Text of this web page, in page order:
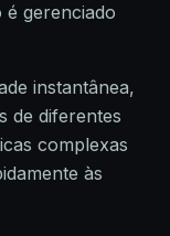
gerenciado
instantânea,
de diferentes
complexas
às